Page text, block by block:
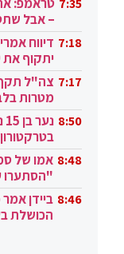
7:35 טראמפ:
– אבל
בעזה 7:18 דיווח
יתקוף
בקטאר" 7:17 צה"ל
מטרות
8:50
בטרקטורון
8:48 אמו של
"הסתערו
ובגבורה" 8:46 ביידן
הכושלת